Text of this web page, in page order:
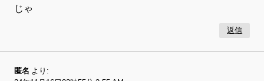
じゃ
返信
匿名 より: